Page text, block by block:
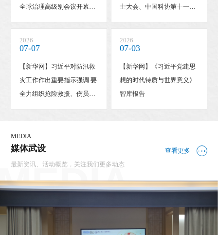
全球治理高级别会议开幕式
上的主旨讲话（全文）
士大会、中国科协第十一次
全国代表大会上的讲话
2026
07-07
【新华网】习近平对防汛救
灾工作作出重要指示强调 要
全力组织抢险救援、伤员救
治、群众安置 扎实做好防灾
众生命财产安全
2026
07-03
【新华网】《习近平党建思
想的时代特质与世界意义》
智库报告
MEDIA
媒体武设
最新资讯、活动概览，关注我们更多动态
查看更多